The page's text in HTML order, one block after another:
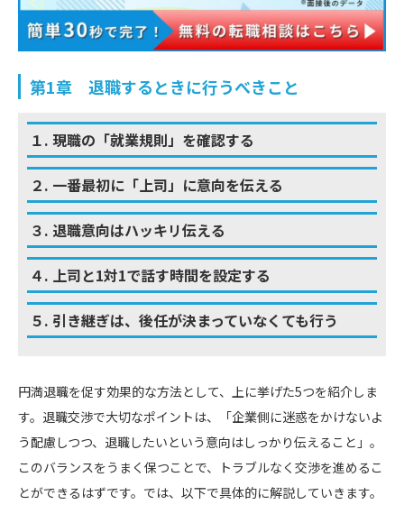
第1章 退職するときに行うべきこと
１. 現職の「就業規則」を確認する
２. 一番最初に「上司」に意向を伝える
３. 退職意向はハッキリ伝える
４. 上司と1対1で話す時間を設定する
５. 引き継ぎは、後任が決まっていなくても行う
円満退職を促す効果的な方法として、上に挙げた5つを紹介しま
す。退職交渉で大切なポイントは、「企業側に迷惑をかけないよ
う配慮しつつ、退職したいという意向はしっかり伝えること」。
このバランスをうまく保つことで、トラブルなく交渉を進めるこ
とができるはずです。では、以下で具体的に解説していきます。